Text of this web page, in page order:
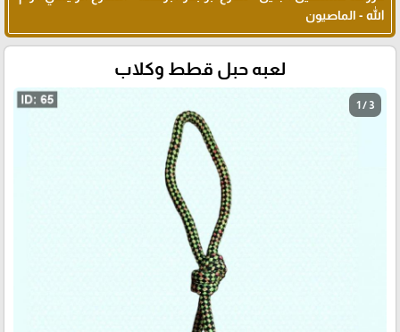
الله - الماصيون
لعبه حبل قطط وكلاب
1 / 3